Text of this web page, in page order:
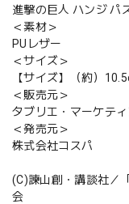
進撃の巨人 ハンジ パ
＜素材＞
PUレザー
＜サイズ＞
【サイズ】（約）
＜販売元＞
タブリエ・マーケテ
＜発売元＞
株式会社コスパ
(C)諫山創・講談社／
会